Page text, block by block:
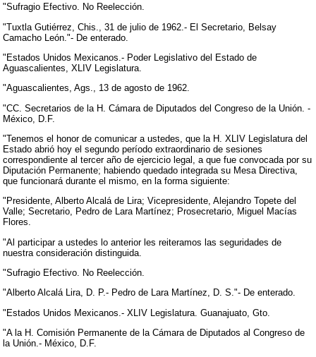
"Sufragio Efectivo. No Reelección.
"Tuxtla Gutiérrez, Chis., 31 de julio de 1962.- El Secretario, Belsay
Camacho León."- De enterado.
"Estados Unidos Mexicanos.- Poder Legislativo del Estado de
Aguascalientes, XLIV Legislatura.
"Aguascalientes, Ags., 13 de agosto de 1962.
"CC. Secretarios de la H. Cámara de Diputados del Congreso de la Unión. -
México, D.F.
"Tenemos el honor de comunicar a ustedes, que la H. XLIV Legislatura del
Estado abrió hoy el segundo período extraordinario de sesiones
correspondiente al tercer año de ejercicio legal, a que fue convocada por su
Diputación Permanente; habiendo quedado integrada su Mesa Directiva,
que funcionará durante el mismo, en la forma siguiente:
"Presidente, Alberto Alcalá de Lira; Vicepresidente, Alejandro Topete del
Valle; Secretario, Pedro de Lara Martínez; Prosecretario, Miguel Macías
Flores.
"Al participar a ustedes lo anterior les reiteramos las seguridades de
nuestra consideración distinguida.
"Sufragio Efectivo. No Reelección.
"Alberto Alcalá Lira, D. P.- Pedro de Lara Martínez, D. S."- De enterado.
"Estados Unidos Mexicanos.- XLIV Legislatura. Guanajuato, Gto.
"A la H. Comisión Permanente de la Cámara de Diputados al Congreso de
la Unión.- México, D.F.